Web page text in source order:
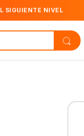
SIGUIENTE NIVEL